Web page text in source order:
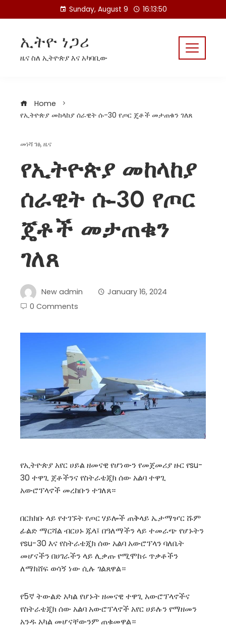
to
Sunday, August 9 16:13:51
ኢትዮ ነጋሪ
ዜና ስለ ኢትዮጵያ እና አካባቢው
Home
የኢትዮጵያ መከላከያ ሰራዊት ሱ-30 የጦር ጄቶች መታጠቁን ገለጸ
መነሻ ገፅ, ዜና
የኢትዮጵያ መከላከያ
ሰራዊት ሱ-30 የጦር
ጄቶች መታጠቁን
ገለጸ
New admin
January 16, 2024
0 Comments
የኢትዮጵያ አየር ሀይል ዘመናዊ የሆነውን የመጀመሪያ ዙር የsu-
30 ተዋጊ ጀቶችንና የስትራቴጂክ ሰው አልባ ተዋጊ
አውሮፕላኖች መረከቡን ተገለጸ።
በርክክቡ ላይ የተገኙት የጦር ሃይሎች ጠቅላይ ኤታማዦር ሹም
ፊልድ ማርሻል ብርሀኑ ጁላ፤ በዓለማችን ላይ ተመራጭ የሆኑትን
የsu-30 እና የስትራቴጂክ ሰው አልባ አውሮፕላን ባለቤት
መሆናችን በሀገራችን ላይ ሊቃጡ የሚሞከሩ ጥቃቶችን
ለማክሸፍ ወሳኝ ነው ሲሉ ገልጸዋል።
የ5ኛ ትውልድ አካል የሆኑት ዘመናዊ ተዋጊ አውሮፕላኖችና
የስትራቴጂክ ሰው አልባ አውሮፕላኖች አየር ሀይሉን የማዘመን
አንዱ አካል መሆናቸውንም ጠቁመዋል።